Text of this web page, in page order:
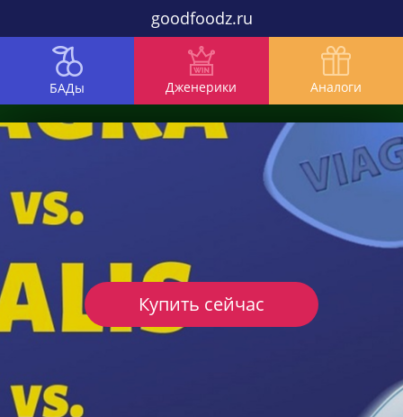
goodfoodz.ru
БАДы Дженерики Аналоги
Купить сейчас